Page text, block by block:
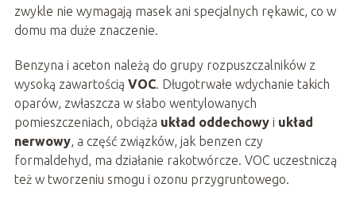
zwykle nie wymagają masek ani specjalnych rękawic, co w
domu ma duże znaczenie.
Benzyna i aceton należą do grupy rozpuszczalników z
wysoką zawartością VOC. Długotrwałe wdychanie takich
oparów, zwłaszcza w słabo wentylowanych
pomieszczeniach, obciąża układ oddechowyi układ
nerwowy, a część związków, jak benzen czy
formaldehyd, ma działanie rakotwórcze. VOC uczestniczą
też w tworzeniu smogu i ozonu przygruntowego.